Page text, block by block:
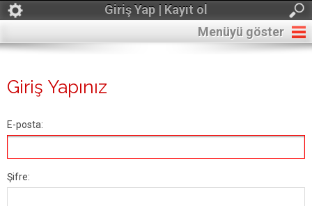
Giriş Yap | Kayıt ol
Menüyü göster
Giriş Yapınız
E-posta:
Şifre: